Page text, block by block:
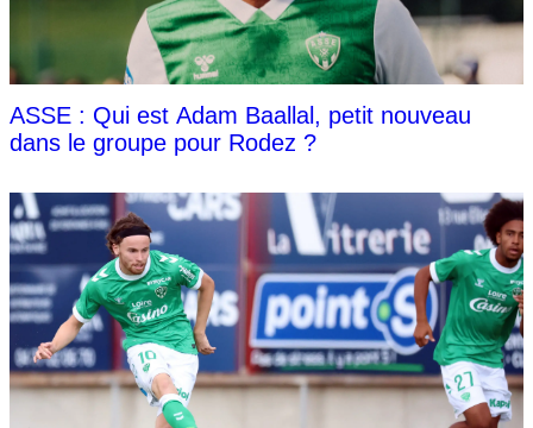
ASSE : Qui est Adam Baallal, petit nouveau
dans le groupe pour Rodez ?